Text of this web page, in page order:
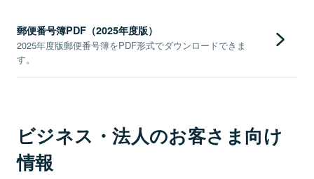
郵便番号簿PDF（2025年度版）
2025年度版郵便番号簿をPDF形式でダウンロードできま
す。
ビジネス・法人のお客さま向け
情報